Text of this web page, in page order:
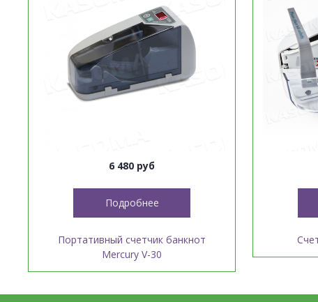
6 480 руб
Подробнее
Портативный счетчик банкнот
Mercury V-30